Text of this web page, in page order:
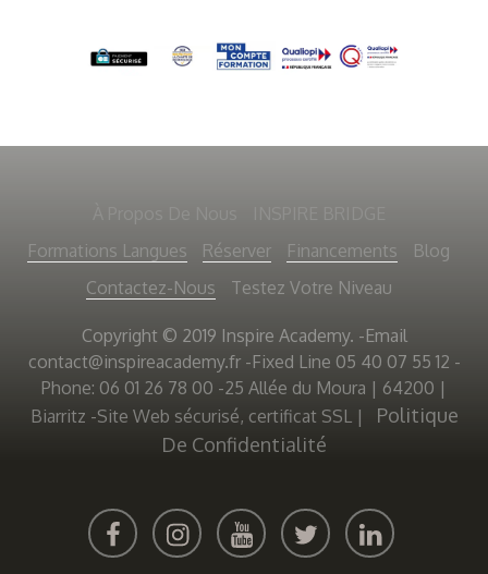
Formations Langues
Réserver Financements
Blog
Contactez-Nous
Testez Votre Niveau
Copyright © 2019 Inspire Academy. -Email
contact@inspireacademy.fr-Fixed Line 05 40 07 55 12 -
Phone: 06 01 26 78 00 -25 Allée du Moura | 64200 |
Biarritz -Site Web sécurisé, certificat SSL |
Politique
De Confidentialité
FACEBOOK
INSTAGRAM
YOUTUBETWITTERLINKEDIN